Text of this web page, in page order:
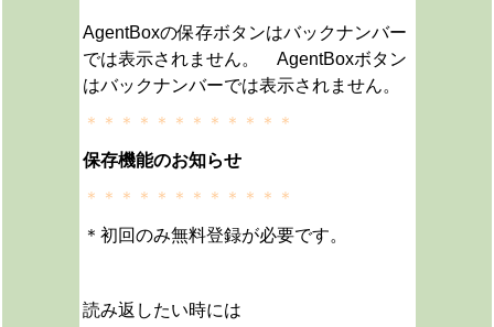
AgentBoxの保存ボタンはバックナンバー
では表示されません。 AgentBoxボタン
はバックナンバーでは表示されません。
＊＊＊＊＊＊＊＊＊＊＊＊
保存機能のお知らせ
＊＊＊＊＊＊＊＊＊＊＊＊
＊初回のみ無料登録が必要です。
読み返したい時には